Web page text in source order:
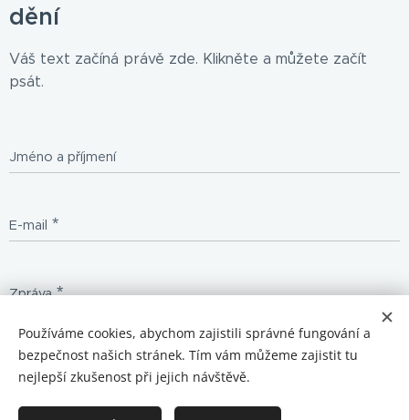
dění
Váš text začíná právě zde. Klikněte a můžete začít
psát.
Jméno a příjmení
E-mail
Zpráva
Odeslat
Používáme cookies, abychom zajistili správné fungování a
bezpečnost našich stránek. Tím vám můžeme zajistit tu
nejlepší zkušenost při jejich návštěvě.